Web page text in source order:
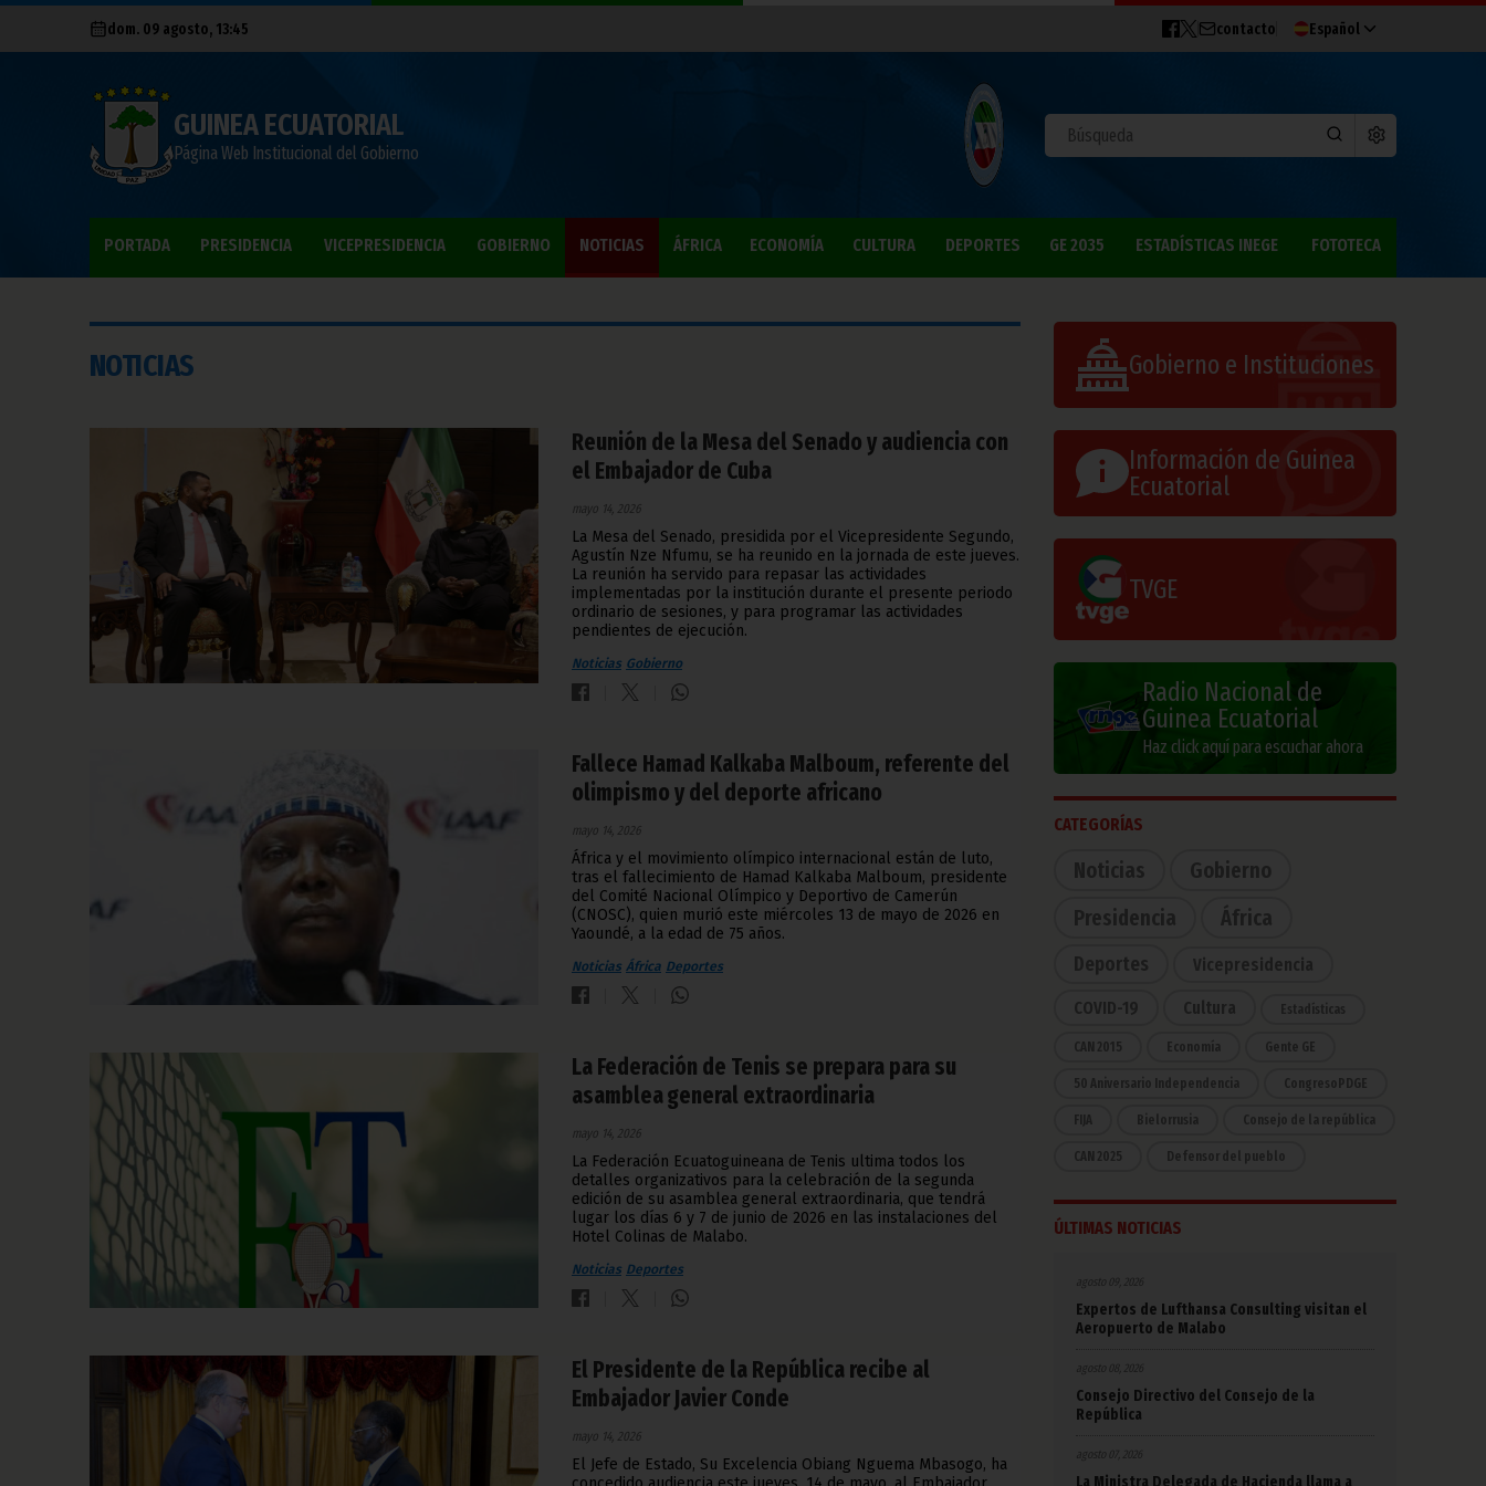
dom. 09 agosto, 13:45 contacto Español
GUINEA ECUATORIAL
Página Web Institucional del Gobierno
PORTADA PRESIDENCIA VICEPRESIDENCIA GOBIERNO NOTICIAS ÁFRICA ECONOMÍA CULTURA DEPORTES GE 2035 ESTADÍSTICAS INEGE FOTOTECA
NOTICIAS
Reunión de la Mesa del Senado y audiencia con
el Embajador de Cuba
mayo 14, 2026
La Mesa del Senado, presidida por el Vicepresidente Segundo,
Agustín Nze Nfumu, se ha reunido en la jornada de este jueves.
La reunión ha servido para repasar las actividades
implementadas por la institución durante el presente periodo
ordinario de sesiones, y para programar las actividades
pendientes de ejecución.
Noticias Gobierno
Fallece Hamad Kalkaba Malboum, referente del
olimpismo y del deporte africano
mayo 14, 2026
África y el movimiento olímpico internacional están de luto,
tras el fallecimiento de Hamad Kalkaba Malboum, presidente
del Comité Nacional Olímpico y Deportivo de Camerún
(CNOSC), quien murió este miércoles 13 de mayo de 2026 en
Yaoundé, a la edad de 75 años.
Noticias África Deportes
La Federación de Tenis se prepara para su
asamblea general extraordinaria
mayo 14, 2026
La Federación Ecuatoguineana de Tenis ultima todos los
detalles organizativos para la celebración de la segunda
edición de su asamblea general extraordinaria, que tendrá
lugar los días 6 y 7 de junio de 2026 en las instalaciones del
Hotel Colinas de Malabo.
Noticias Deportes
El Presidente de la República recibe al
Embajador Javier Conde
mayo 14, 2026
El Jefe de Estado, Su Excelencia Obiang Nguema Mbasogo, ha
Gobierno e Instituciones
Información de Guinea
Ecuatorial
TVGE
Radio Nacional de
Guinea Ecuatorial
Haz click aquí para escuchar ahora
CATEGORÍAS
Noticias
Gobierno
Presidencia
África
Deportes Vicepresidencia
COVID-19 Cultura Estadísticas
CAN 2015 Economía Gente GE
50 Aniversario Independencia CongresoPDGE
FIJA Bielorrusia Consejo de la república
CAN 2025 Defensor del pueblo
ÚLTIMAS NOTICIAS
agosto 09, 2026
Expertos de Lufthansa Consulting visitan el
Aeropuerto de Malabo
agosto 08, 2026
Consejo Directivo del Consejo de la
República
agosto 07, 2026
La Ministra Delegada de Hacienda llama a